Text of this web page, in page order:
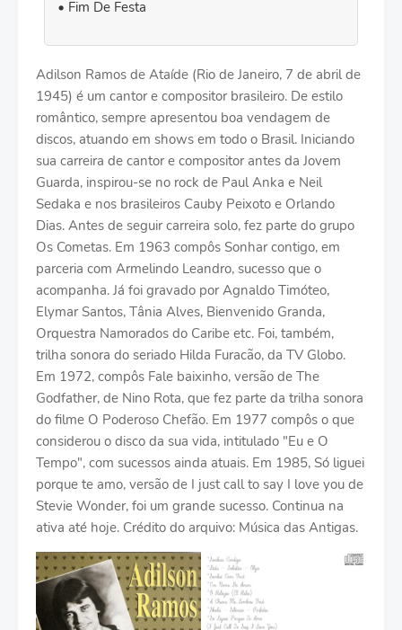
Fim De Festa
Adilson Ramos de Ataíde (Rio de Janeiro, 7 de abril de
1945) é um cantor e compositor brasileiro. De estilo
romântico, sempre apresentou boa vendagem de
discos, atuando em shows em todo o Brasil. Iniciando
sua carreira de cantor e compositor antes da Jovem
Guarda, inspirou-se no rock de Paul Anka e Neil
Sedaka e nos brasileiros Cauby Peixoto e Orlando
Dias. Antes de seguir carreira solo, fez parte do grupo
Os Cometas. Em 1963 compôs Sonhar contigo, em
parceria com Armelindo Leandro, sucesso que o
acompanha. Já foi gravado por Agnaldo Timóteo,
Elymar Santos, Tânia Alves, Bienvenido Granda,
Orquestra Namorados do Caribe etc. Foi, também,
trilha sonora do seriado Hilda Furacão, da TV Globo.
Em 1972, compôs Fale baixinho, versão de The
Godfather, de Nino Rota, que fez parte da trilha sonora
do filme O Poderoso Chefão. Em 1977 compôs o que
considerou o disco da sua vida, intitulado "Eu e O
Tempo", com sucessos ainda atuais. Em 1985, Só liguei
porque te amo, versão de I just call to say I love you de
Stevie Wonder, foi um grande sucesso. Continua na
ativa até hoje. Crédito do arquivo: Música das Antigas.